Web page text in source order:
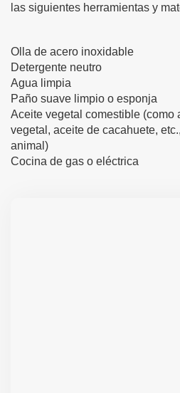
las siguientes herramientas y
Olla de acero inoxidable
Detergente neutro
Agua limpia
Paño suave limpio o esponja
Aceite vegetal comestible (como
vegetal, aceite de cacahuete,
animal)
Cocina de gas o eléctrica